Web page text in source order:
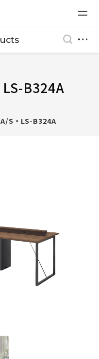
B324A
S・LS-B324A